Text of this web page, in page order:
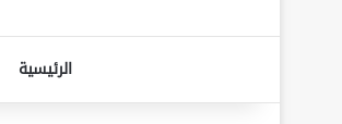
الرئيسية